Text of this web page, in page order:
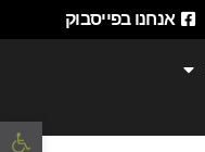
פתח
אנחנו בפייסבוק